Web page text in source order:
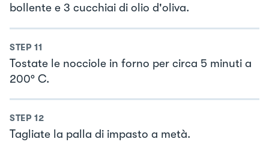
bollente e 3 cucchiai di olio d'oliva.
STEP 11
Tostate le nocciole in forno per circa 5 minuti a
200° C.
STEP 12
Tagliate la palla di impasto a metà.